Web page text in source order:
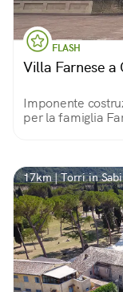
FLASH
Villa Farnese a
Imponente
per la famiglia
17km | Torri in